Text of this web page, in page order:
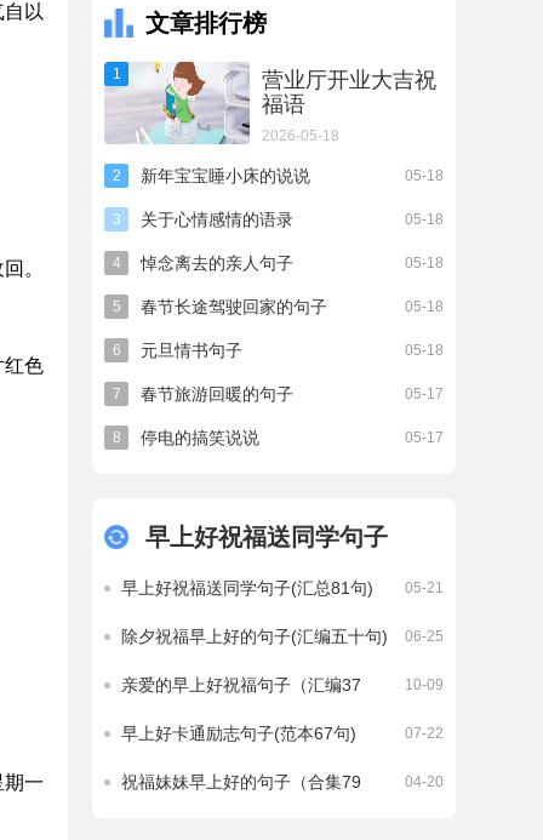
以
。
红色
一
文章排行榜
1
营业厅开业大吉祝
福语
2026-05-18
2 新年宝宝睡小床的说说 05-18
3 关于心情感情的语录 05-18
4 悼念离去的亲人句子 05-18
5 春节长途驾驶回家的句子 05-18
6 元旦情书句子 05-18
7 春节旅游回暖的句子 05-17
8 停电的搞笑说说 05-17
早上好祝福送同学句子
早上好祝福送同学句子(汇总81句) 05-21
除夕祝福早上好的句子(汇编五十句) 06-25
亲爱的早上好祝福句子（汇编37
10-09
早上好卡通励志句子(范本67句) 07-22
祝福妹妹早上好的句子（合集79
04-20